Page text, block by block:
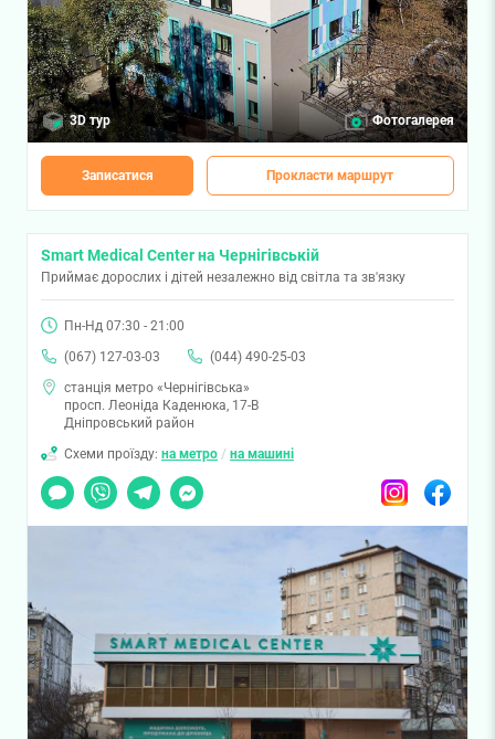
3D тур Фотогалерея
Записатися Прокласти маршрут
Smart Medical Center на Чернігівській
Приймає дорослих і дітей незалежно від світла та зв'язку
Пн-Нд 07:30 - 21:00
(067) 127-03-03
(044) 490-25-03
станція метро «Чернігівська»
просп. Леоніда Каденюка, 17-В
Дніпровський район
Схеми проїзду: на метро / на машині
Чат
Viber TelegramMessenger InstagramFacebook